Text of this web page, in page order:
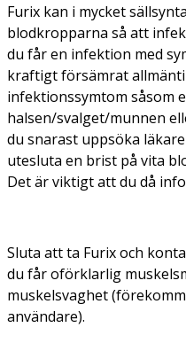
Furix kan i mycket
blodkropparna så att
du får en infektion med
kraftigt försämrat
infektionssymtom såsom
halsen/svalget/munnen
du snarast uppsöka
utesluta en brist på vita
Det är viktigt att du då
Sluta att ta Furix och
du får oförklarlig
muskelsvaghet
användare).